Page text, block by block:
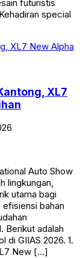
futuristis
special
XL7
Auto Show
lingkungan,
utama bagi
bahan
Berikut adalah
di GIIAS 2026. 1.
New […]